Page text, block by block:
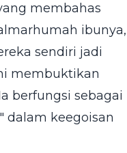
membahas
ibunya,
sendiri jadi
membuktikan
berfungsi sebagai
dalam keegoisan